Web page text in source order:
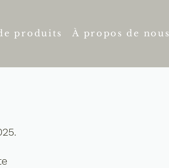
produits À propos de nous